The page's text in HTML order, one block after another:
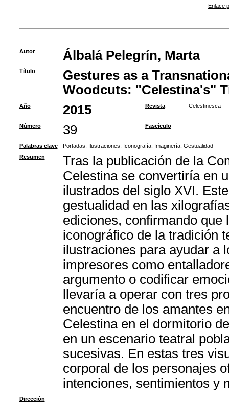
Enlace
Autor Álbalá Pelegrín, Marta
Título
Gestures as a
Woodcuts: "Celestina's"
Año 2015 Revista Celestinesca
Número 39 Fascículo
Palabras clave Portadas; Ilustraciones; Iconografía; Imaginería; Gestualidad
Resumen
Tras la publicación de la
Celestina se convertiría en
ilustrados del siglo XVI.
gestualidad en las
ediciones, confirmando
iconográfico de la tradición
ilustraciones para ayudar a
impresores como
argumento o codificar
llevaría a operar con tres
encuentro de los amantes
Celestina en el dormitorio
en un escenario teatral
sucesivas. En estas tres
corporal de los personajes
intenciones, sentimientos y
Dirección